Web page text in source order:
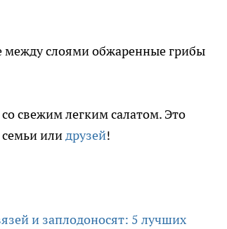
между слоями обжаренные грибы
свежим легким салатом. Это
илидрузей!
и заплодоносят: 5 лучших